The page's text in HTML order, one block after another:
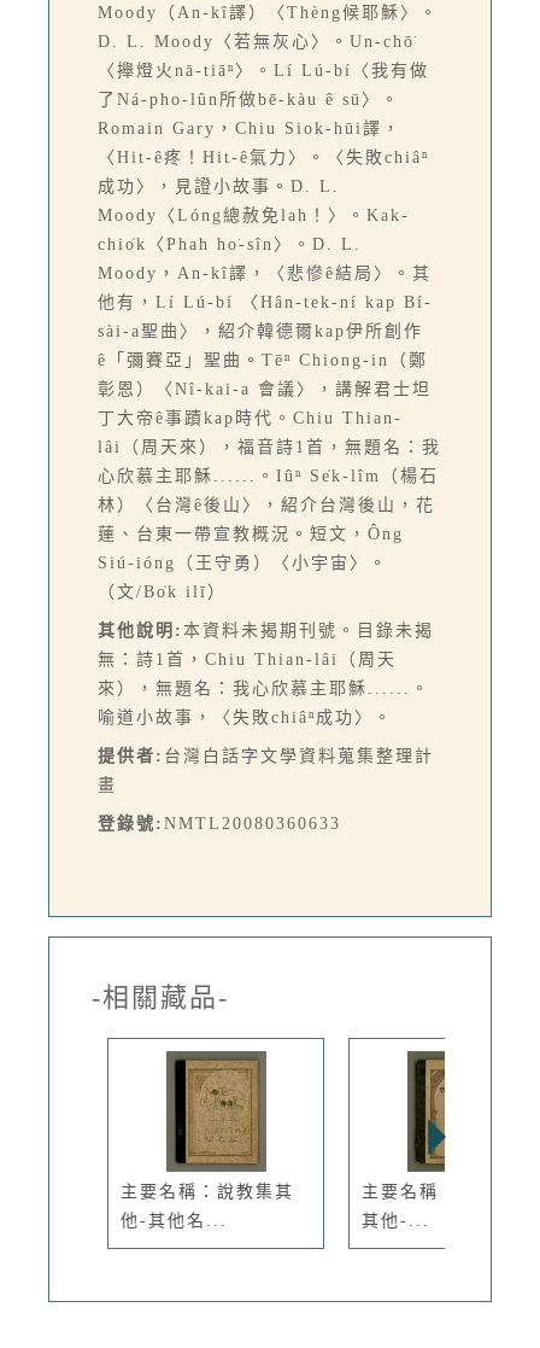
Moody（An-kî譯）〈Thèng候耶穌〉。
D. L. Moody〈若無灰心〉。Un-chō͘
〈攑燈火nā-tiāⁿ〉。Lí Lú-bí〈我有做
了Ná-pho-lûn所做bē-kàu ê sū〉。
Romain Gary，Chiu Siok-hūi譯，
〈Hit-ê疼！Hit-ê氣力〉。〈失敗chiâⁿ
成功〉，見證小故事。D. L.
Moody〈Lóng總赦免lah！〉。Kak-
chio̍k〈Phah ho͘-sîn〉。D. L.
Moody，An-kî譯，〈悲慘ê結局〉。其
他有，Lí Lú-bí 〈Hân-tek-ní kap Bí-
sài-a聖曲〉，紹介韓德爾kap伊所創作
ê「彌賽亞」聖曲。Tēⁿ Chiong-in（鄭
彰恩）〈Nî-kai-a 會議〉，講解君士坦
丁大帝ê事蹟kap時代。Chiu Thian-
lâi（周天來），福音詩1首，無題名：我
心欣慕主耶穌......。Iûⁿ Se̍k-lîm（楊石
林）〈台灣ê後山〉，紹介台灣後山，花
蓮、台東一帶宣教概況。短文，Ông
Siú-ióng（王守勇）〈小宇宙〉。
（文/Bo̍k ilī）
其他說明: 本資料未揭期刊號。目錄未揭
無：詩1首，Chiu Thian-lâi（周天
來），無題名：我心欣慕主耶穌......。
喻道小故事，〈失敗chiâⁿ成功〉。
提供者: 台灣白話字文學資料蒐集整理計
畫
登錄號: NMTL20080360633
-相關藏品-
主要名稱：說教集其
他-其他名...
主要名稱：說教集 B
其他-...